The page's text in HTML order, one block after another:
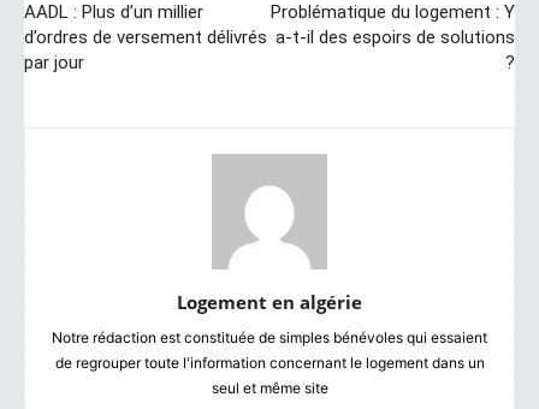
AADL : Plus d’un millier
d’ordres de versement délivrés
par jour
Problématique du logement : Y
a-t-il des espoirs de solutions
?
Logement en algérie
Notre rédaction est constituée de simples bénévoles qui essaient
de regrouper toute l'information concernant le logement dans un
seul et même site